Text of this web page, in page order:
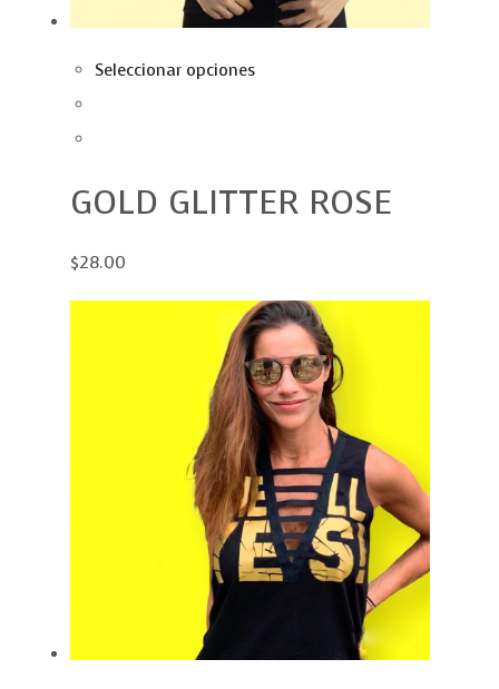
Seleccionar opciones
GOLD GLITTER ROSE
$28.00